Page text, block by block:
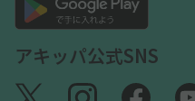
アキッパ公式SNS